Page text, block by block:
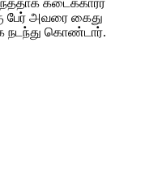
பேர் அவரை கைது
நடந்து கொண்டார்.